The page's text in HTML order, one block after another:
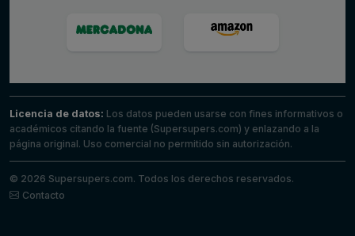
Licencia de datos: Los datos pueden usarse con fines informativos o
académicos citando la fuente (Supersupers.com) y enlazando a la
página original. Uso comercial no permitido sin autorización.
© 2026 Supersupers.com. Todos los derechos reservados.
Contacto